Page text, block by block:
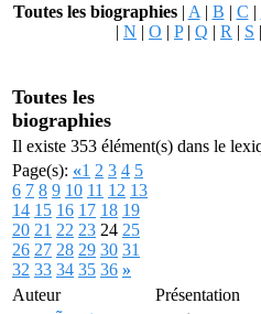
Toutes les biographies| A | B | C |
| N | O | P| Q | R | S |
Toutes les
biographies
Il existe 353 élément(s) dans le
Page(s): «1 2 3 4 5
6 7 8 9 10 11 12 13
14 15 16 17 18 19
20 21 22 23 24 25
26 27 28 29 30 31
32 33 34 35 36 »
Auteur
Présentation